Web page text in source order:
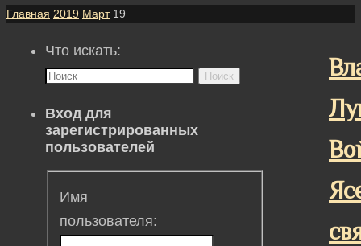
Главная 2019 Март 19
Что искать:
Поиск
Вход для
зарегистрированных
пользователей
Имя
пользователя: